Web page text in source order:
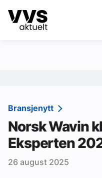
Kategorier
Sanitær
Ventilasjon
Varme og energi
Byggautomasjon
Bransjenytt
Norsk Wavin
Eksperten
26 august 2025